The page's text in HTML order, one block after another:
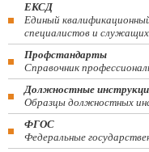
ЕКСД
Единый
специалистов и служащих
Профстандарты
Справочник
Должностные
Образцы должностных
ФГОС
Федеральные